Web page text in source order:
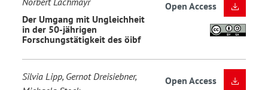
Der Umgang mit Ungleichheit
in der 50-jährigen
Forschungstätigkeit des öibf
Open Access
Silvia Lipp, Gernot Dreisiebner,
Open Access